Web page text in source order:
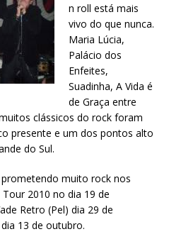
n roll está mais
vivo do que nunca.
Maria Lúcia,
Palácio dos
Enfeites,
Suadinha, A Vida é
de Graça entre
clássicos do rock foram
presente e um dos pontos alto
do Sul.
muito rock nos
2010 no dia 19 de
Retro (Pel) dia 29 de
13 de outubro.